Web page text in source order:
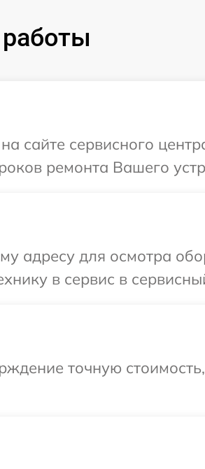
сайте сервисного
ремонта Вашего
адресу для осмотра
в сервис в
точную